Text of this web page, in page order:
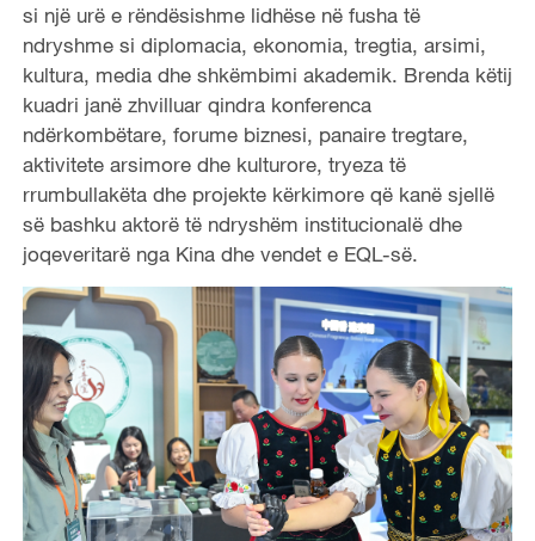
si një urë e rëndësishme lidhëse në fusha të
ndryshme si diplomacia, ekonomia, tregtia, arsimi,
kultura, media dhe shkëmbimi akademik. Brenda këtij
kuadri janë zhvilluar qindra konferenca
ndërkombëtare, forume biznesi, panaire tregtare,
aktivitete arsimore dhe kulturore, tryeza të
rrumbullakëta dhe projekte kërkimore që kanë sjellë
së bashku aktorë të ndryshëm institucionalë dhe
joqeveritarë nga Kina dhe vendet e EQL-së.